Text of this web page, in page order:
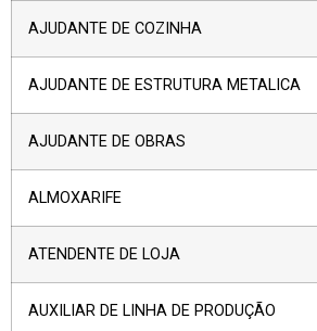
AJUDANTE DE COZINHA
AJUDANTE DE ESTRUTURA METALICA
AJUDANTE DE OBRAS
ALMOXARIFE
ATENDENTE DE LOJA
AUXILIAR DE LINHA DE PRODUÇÃO